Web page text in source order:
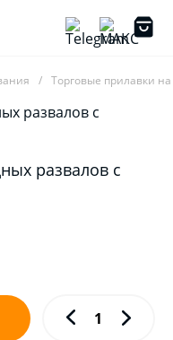
Торговые прилавки на
развалов с